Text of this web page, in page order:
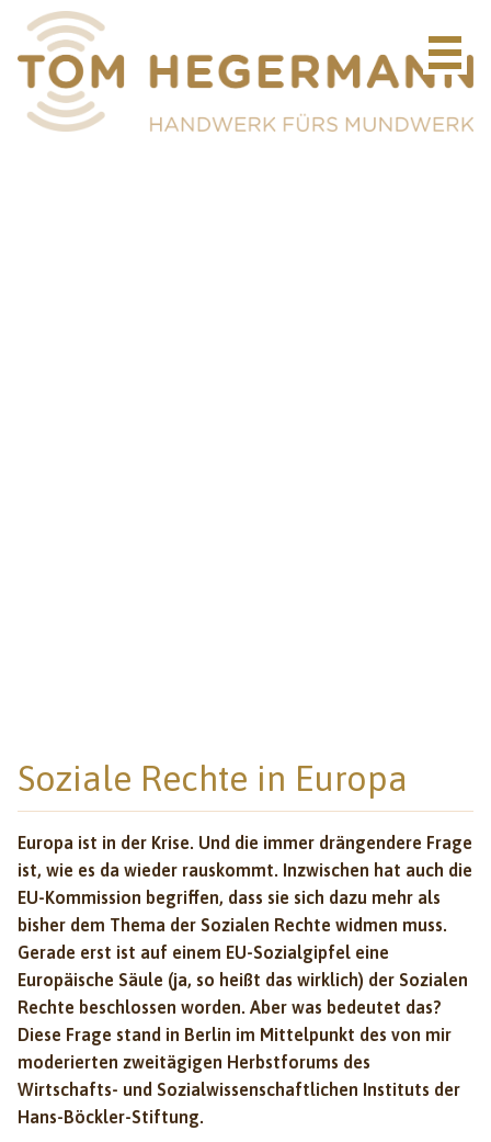
Soziale Rechte in Europa
Europa ist in der Krise. Und die immer drängendere Frage
ist, wie es da wieder rauskommt. Inzwischen hat auch die
EU-Kommission begriffen, dass sie sich dazu mehr als
bisher dem Thema der Sozialen Rechte widmen muss.
Gerade erst ist auf einem EU-Sozialgipfel eine
Europäische Säule (ja, so heißt das wirklich) der Sozialen
Rechte beschlossen worden. Aber was bedeutet das?
Diese Frage stand in Berlin im Mittelpunkt des von mir
moderierten zweitägigen Herbstforums des
Wirtschafts- und Sozialwissenschaftlichen Instituts der
Hans-Böckler-Stiftung.